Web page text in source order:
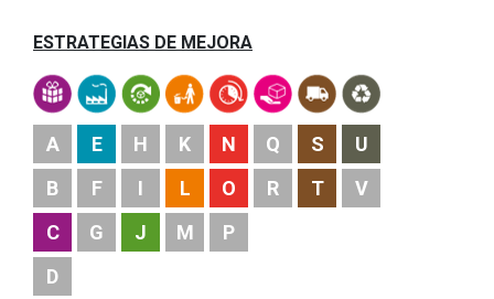
ESTRATEGIAS DE MEJORA
A
B
C
D
E
F
G
H
I
J
K
L
M
N
O
P
Q
R
S
T
U
V